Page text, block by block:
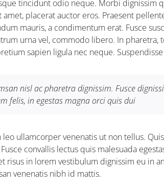
tincidunt odio neque. Morbi dignissim
amet, placerat auctor eros. Praesent
mauris, a condimentum erat. Fusce
urna vel, commodo libero. In pharetra,
sapien ligula nec neque.
nisl ac pharetra dignissim. Fusce
felis, in egestas magna orci quis dui
leo ullamcorper venenatis ut non tellus.
convallis lectus quis malesuada
risus in lorem vestibulum dignissim eu in
venenatis nibh id mattis.